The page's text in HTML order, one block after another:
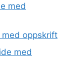
med
med oppskrift
med